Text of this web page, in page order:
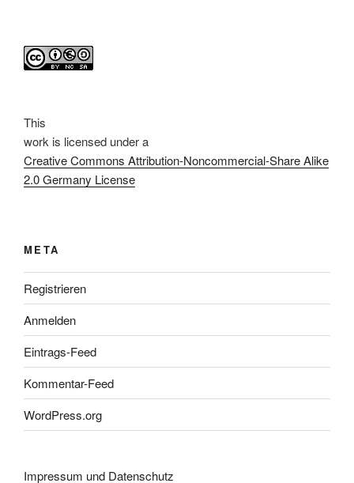
This
work is licensed under a
Creative Commons Attribution-Noncommercial-Share Alike
2.0 Germany License
META
Registrieren
Anmelden
Eintrags-Feed
Kommentar-Feed
WordPress.org
Impressum und Datenschutz